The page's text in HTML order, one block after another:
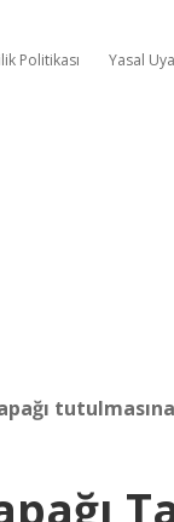
Politikası Yasal